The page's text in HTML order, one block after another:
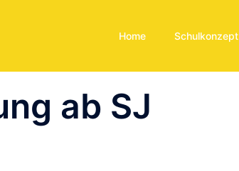
Home Schulkonzept
ab SJ